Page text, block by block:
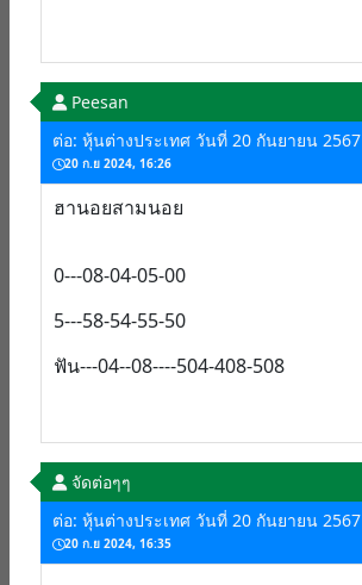
Peesan
ต่อ: หุ้นต่างประเทศ วันที่ 20 กันยายน 2567
20 ก.ย 2024, 16:26
ฮานอยสามนอย
0---08-04-05-00
5---58-54-55-50
ฟัน---04--08----504-408-508
จัดต่อๆๆ
ต่อ: หุ้นต่างประเทศ วันที่ 20 กันยายน 2567
20 ก.ย 2024, 16:35